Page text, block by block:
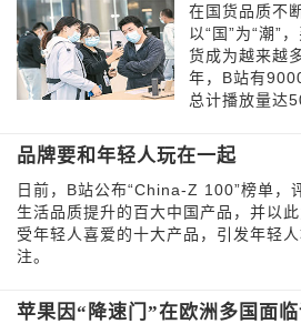
在国货品质不
以“国”为“潮”
货成为越来越
年，B站有
总计播放量达
品牌要和年轻人玩在一起
日前，B站公布“China-Z 100”榜单，
生活品质提升的百大中国产品，并以
受年轻人喜爱的十大产品，引发年轻
注。
苹果因“降速门”在欧洲多国面